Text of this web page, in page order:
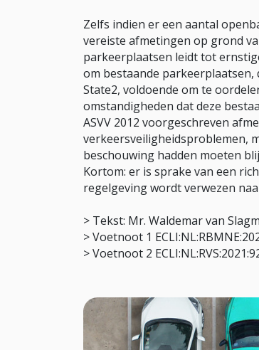
Zelfs indien er een aantal
vereiste afmetingen op grond
parkeerplaatsen leidt tot
om bestaande parkeerplaatsen,
State2, voldoende om te
omstandigheden dat deze
ASVV 2012 voorgeschreven
verkeersveiligheidsproblemen,
beschouwing hadden moeten
Kortom: er is sprake van een
regelgeving wordt verwezen
> Tekst: Mr. Waldemar van
> Voetnoot 1
> Voetnoot 2